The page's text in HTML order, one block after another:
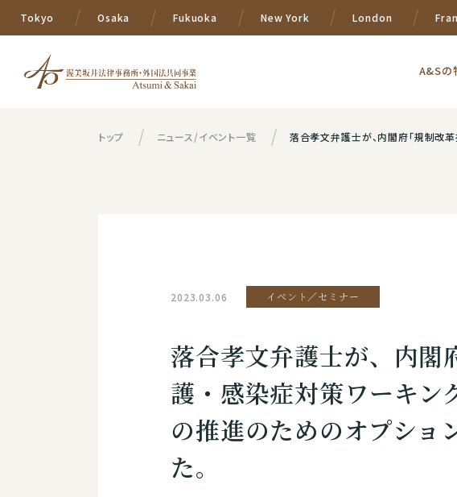
Tokyo Osaka Fukuoka New York London
A&Sの
トップ ニュース/イベント一覧 落合孝文弁護士が、内閣府「規制改革推進会議
2023.03.06 イベント／セミナー
落合孝文弁護士が、内閣
護・感染症対策ワーキン
の推進のためのオプショ
た。